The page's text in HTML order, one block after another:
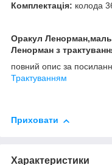
Комплектація: колода
Оракул
Ленорман з
повний опис за
Трактуванням
Приховати
Характеристики